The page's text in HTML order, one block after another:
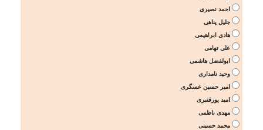
احمد نصیری
جلیل پناهی
هادی ابراهیمی
علی تهامی
ابولفضل هاشمی
وحید نامداری
امیر حسین عسگری
امید پورقنبری
مهدی ناظمی
محمد حسینی